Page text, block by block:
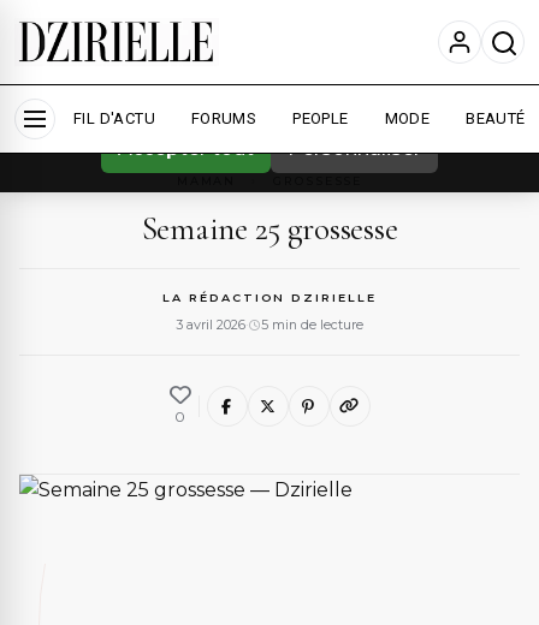
Nous utilisons des cookies pour améliorer
votre expérience et mesurer l'audience. En
Accepter tout Personnaliser
FIL D'ACTU FORUMS PEOPLE MODE BEAUTÉ
Semaine 25 grossesse
LA RÉDACTION DZIRIELLE
3 avril 2026· 5 min de lecture
0